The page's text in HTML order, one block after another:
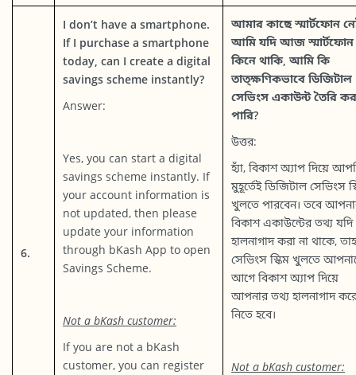
6.
I don’t have a smartphone.
If I purchase a smartphone
today, can I create a digital
savings scheme instantly?
Answer:
Yes, you can start a digital
savings scheme instantly. If
your account information is
not updated, then please
update your information
through bKash App to open
Savings Scheme.
Not a bKash customer:
If you are not a bKash
customer, you can register
আমার কাছে স্মার্টফোন
আমি যদি আজ স্মার্টফোন
কিনে থাকি, আমি কি
তাত্ক্ষণিকভাবে ডিজিটাল
সেভিংস একাউন্ট তৈরি
পারি?
উত্তর:
হ্যাঁ, বিকাশ অ্যাপ দিয়ে
মুহূর্তেই ডিজিটাল সেভিংস
খুলতে পারবেন। তবে
বিকাশ একাউন্টের তথ্য যদি
হালনাগাদ করা না থাকে,
সেভিংস স্কিম খুলতে
আগে বিকাশ অ্যাপ দিয়ে
আপনার তথ্য হালনাগাদ
নিতে হবে।
Not a bKash customer: